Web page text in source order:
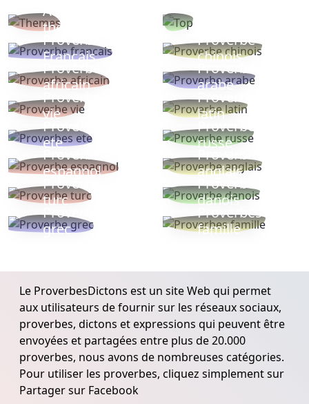
Autres
thèmes
Proverbe
Français
Proverbe
chinois
Proverbe
africain
Proverbe
arabe
Proverbe
vie
Proverbe
latin
Proverbes
ete
Proverbe
russe
Proverbe
espagnol
Proverbe
anglais
Proverbe
turc
Proverbe
danois
Proverbe
grec
Proverbes
famille
Le ProverbesDictons est un site Web qui permet
aux utilisateurs de fournir sur les réseaux sociaux,
proverbes, dictons et expressions qui peuvent être
envoyées et partagées entre plus de 20.000
proverbes, nous avons de nombreuses catégories.
Pour utiliser les proverbes, cliquez simplement sur
Partager sur Facebook